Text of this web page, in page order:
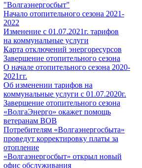
"Волгаэнергосбыт"
Начало отопительного сезона 2021-
2022
Изменение с 01.07.2021г. тарифов
на коммунальные услуги
Карта отключений энергоресурсов
Завершение отопительного сезона
О начале отопительного сезона 2020-
2021гг.
Об изменении тарифов на
коммунальные услуги с 01.07.2020г.
Завершение отопительного сезона
«ВолгаЭнерго» окажет помощь
ветеранам ВОВ
Потребителям «Волгаэнергосбыта»
проведут корректировку платы за
отопление
«Волгаэнергосбыт» открыл новый
офис обслуживания